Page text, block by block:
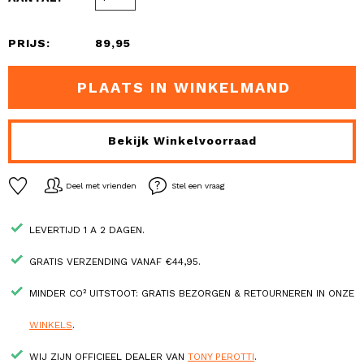
PRIJS: 89,95
PLAATS IN WINKELMAND
Bekijk Winkelvoorraad
Deel met vrienden Stel een vraag
LEVERTIJD 1 A 2 DAGEN.
GRATIS VERZENDING VANAF €44,95.
MINDER CO² UITSTOOT: GRATIS BEZORGEN & RETOURNEREN IN ONZE
WINKELS.
WIJ ZIJN OFFICIEEL DEALER VAN TONY PEROTTI.